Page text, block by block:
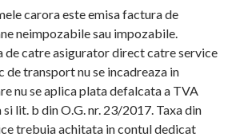
carora este emisa factura de
neimpozabile sau impozabile.
de catre asigurator direct catre service
de transport nu se incadreaza in
nu se aplica plata defalcata a TVA
lit. b din O.G. nr. 23/2017. Taxa din
trebuia achitata in contul dedicat